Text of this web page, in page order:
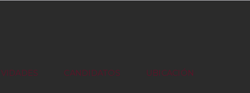
CANDIDATOS UBICACIÓN